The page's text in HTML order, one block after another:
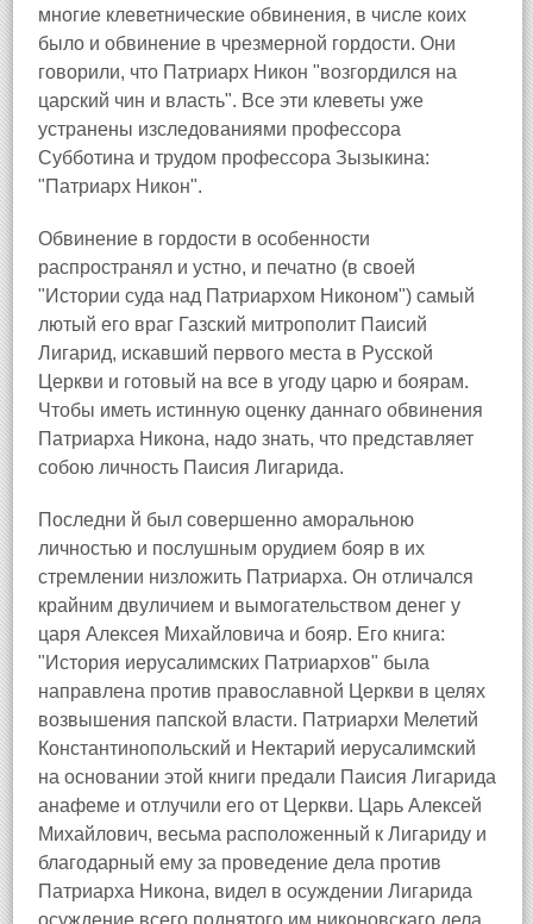
многие клеветнические обвинения, в числе коих
было и обвинение в чрезмерной гордости. Они
говорили, что Патриарх Никон "возгордился на
царский чин и власть". Все эти клеветы уже
устранены изследованиями профессора
Субботина и трудом профессора Зызыкина:
"Патриарх Никон".
Обвинение в гордости в особенности
распространял и устно, и печатно (в своей
"Истории суда над Патриархом Никоном") самый
лютый его враг Газский митрополит Паисий
Лигарид, искавший первого места в Русской
Церкви и готовый на все в угоду царю и боярам.
Чтобы иметь истинную оценку даннаго обвинения
Патриарха Никона, надо знать, что представляет
собою личность Паисия Лигарида.
Последни й был совершенно аморальною
личностью и послушным орудием бояр в их
стремлении низложить Патриарха. Он отличался
крайним двуличием и вымогательством денег у
царя Алексея Михайловича и бояр. Его книга:
"История иерусалимских Патриархов" была
направлена против православной Церкви в целях
возвышения папской власти. Патриархи Мелетий
Константинопольский и Нектарий иерусалимский
на основании этой книги предали Паисия Лигарида
анафеме и отлучили его от Церкви. Царь Алексей
Михайлович, весьма расположенный к Лигариду и
благодарный ему за проведение дела против
Патриарха Никона, видел в осуждении Лигарида
осуждение всего поднятого им никоновскаго дела.